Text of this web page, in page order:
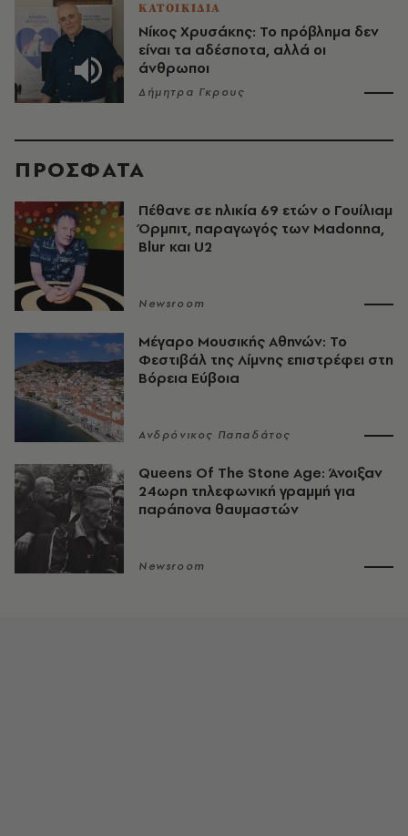
ΚΑΤΟΙΚΙΔΙΑ
Νίκος Χρυσάκης: Το πρόβλημα δεν
είναι τα αδέσποτα, αλλά οι
άνθρωποι
Δήμητρα Γκρους
ΠΡΟΣΦΑΤΑ
Πέθανε σε ηλικία 69 ετών ο Γουίλιαμ
Όρμπιτ, παραγωγός των Madonna,
Blur και U2
Newsroom
Μέγαρο Μουσικής Αθηνών: Το
Φεστιβάλ της Λίμνης επιστρέφει στη
Βόρεια Εύβοια
Ανδρόνικος Παπαδάτος
Queens Of The Stone Age: Άνοιξαν
24ωρη τηλεφωνική γραμμή για
παράπονα θαυμαστών
Newsroom